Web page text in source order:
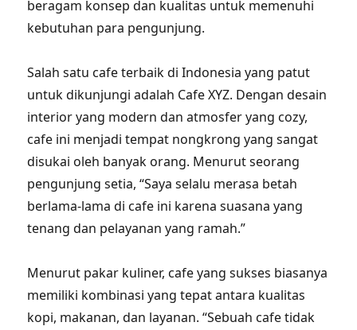
beragam konsep dan kualitas untuk memenuhi
kebutuhan para pengunjung.
Salah satu cafe terbaik di Indonesia yang patut
untuk dikunjungi adalah Cafe XYZ. Dengan desain
interior yang modern dan atmosfer yang cozy,
cafe ini menjadi tempat nongkrong yang sangat
disukai oleh banyak orang. Menurut seorang
pengunjung setia, “Saya selalu merasa betah
berlama-lama di cafe ini karena suasana yang
tenang dan pelayanan yang ramah.”
Menurut pakar kuliner, cafe yang sukses biasanya
memiliki kombinasi yang tepat antara kualitas
kopi, makanan, dan layanan. “Sebuah cafe tidak